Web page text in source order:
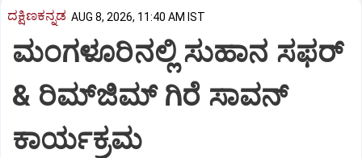
ದಕ್ಷಿಣಕನ್ನಡ AUG 8, 2026, 11:40 AM IST
ಮಂಗಳೂರಿನಲ್ಲಿ ಸುಹಾನ ಸಫರ್
& ರಿಮ್‌ಜಿಮ್ ಗಿರೆ ಸಾವನ್
ಕಾರ್ಯಕ್ರಮ